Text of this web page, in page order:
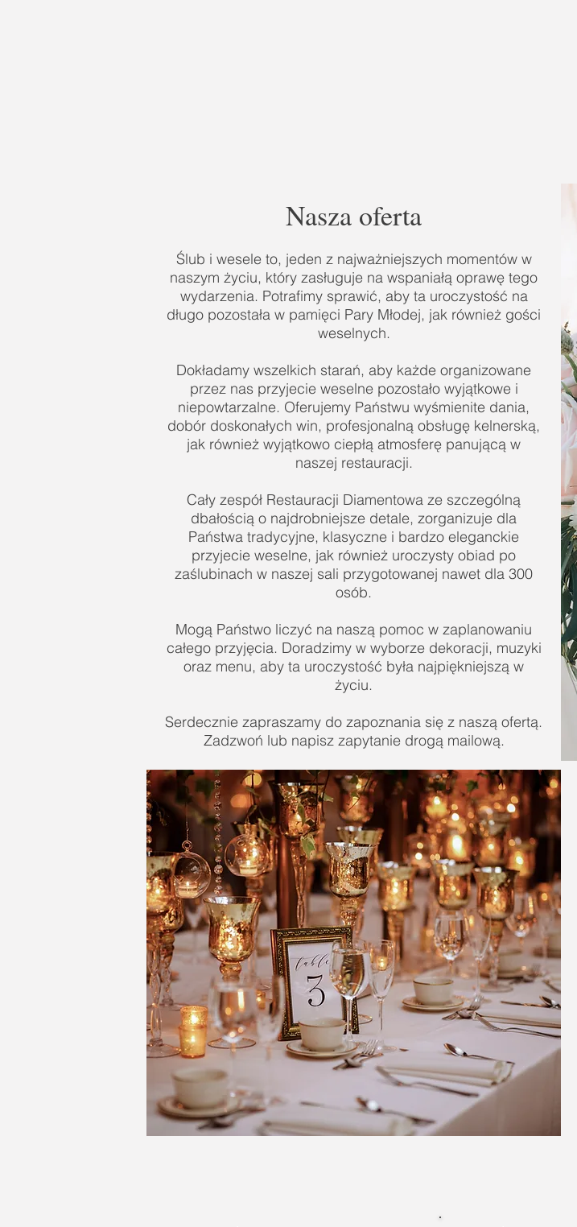
Nasza oferta
Ślub i wesele to, jeden z najważniejszych momentów w
naszym życiu, który zasługuje na wspaniałą oprawę tego
wydarzenia. Potrafimy sprawić, aby ta uroczystość na
długo pozostała w pamięci Pary Młodej, jak również gości
weselnych.
Dokładamy wszelkich starań, aby każde organizowane
przez nas przyjecie weselne pozostało wyjątkowe i
niepowtarzalne. Oferujemy Państwu wyśmienite dania,
dobór doskonałych win, profesjonalną obsługę kelnerską,
jak również wyjątkowo ciepłą atmosferę panującą w
naszej restauracji.
Cały zespół Restauracji Diamentowa ze szczególną
dbałością o najdrobniejsze detale, zorganizuje dla
Państwa tradycyjne, klasyczne i bardzo eleganckie
przyjecie weselne, jak również uroczysty obiad po
zaślubinach w naszej sali przygotowanej nawet dla 300
osób.
Mogą Państwo liczyć na naszą pomoc w zaplanowaniu
całego przyjęcia. Doradzimy w wyborze dekoracji, muzyki
oraz menu, aby ta uroczystość była najpiękniejszą w
życiu.
Serdecznie zapraszamy do zapoznania się z naszą ofertą.
Zadzwoń lub napisz zapytanie drogą mailową.